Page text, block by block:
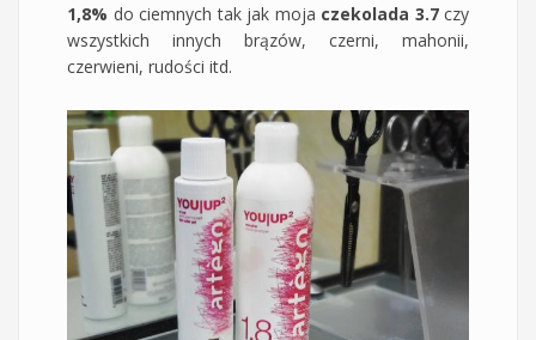
1,8% do ciemnych tak jak moja czekolada 3.7czy
wszystkich innych brązów, czerni, mahonii,
czerwieni, rudości itd.